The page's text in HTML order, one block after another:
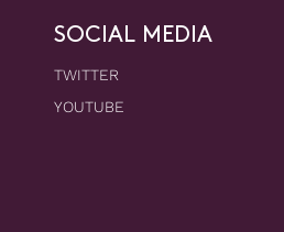
SOCIAL MEDIA
TWITTER
YOUTUBE